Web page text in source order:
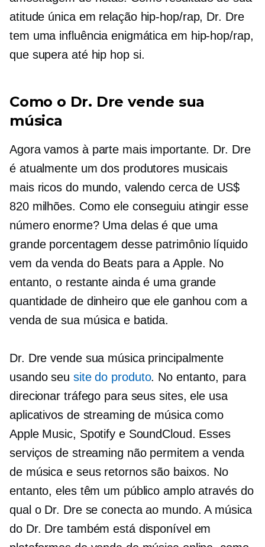
atitude única em relação hip-hop/rap, Dr. Dre
tem uma influência enigmática em hip-hop/rap,
que supera até hip hopsi.
Como o Dr. Dre vende sua
música
Agora vamos à parte mais importante. Dr. Dre
é atualmente um dos produtores musicais
mais ricos do mundo, valendo cerca de US$
820 milhões. Como ele conseguiu atingir esse
número enorme? Uma delas é que uma
grande porcentagem desse patrimônio líquido
vem da venda do Beats para a Apple. No
entanto, o restante ainda é uma grande
quantidade de dinheiro que ele ganhou com a
venda de sua música e batida.
Dr. Dre vende sua música principalmente
usando seu site do produto. No entanto, para
direcionar tráfego para seus sites, ele usa
aplicativos de streaming de música como
Apple Music, Spotify e SoundCloud. Esses
serviços de streaming não permitem a venda
de música e seus retornos são baixos. No
entanto, eles têm um público amplo através do
qual o Dr. Dre se conecta ao mundo. A música
do Dr. Dre também está disponível em